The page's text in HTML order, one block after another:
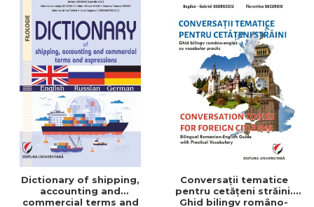
Dictionary of shipping,
accounting and
commercial terms and
Conversaţii tematice
pentru cetăţeni străini.
Ghid bilingv româno-